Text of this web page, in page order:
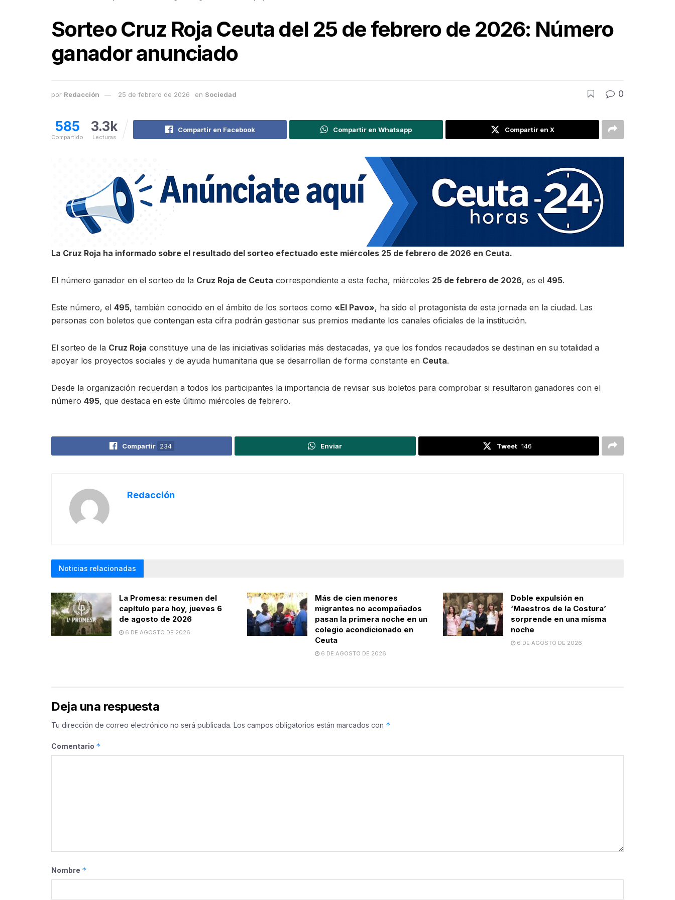
Sorteo Cruz Roja Ceuta del 25 de febrero de 2026: Número
ganador anunciado
por Redacción 25 de febrero de 2026 en Sociedad 0
585
Compartido
3.3k
Lecturas
Compartir en Facebook Compartir en Whatsapp Compartir en X
La Cruz Roja ha informado sobre el resultado del sorteo efectuado este miércoles 25 de febrero de 2026 en Ceuta.
El número ganador en el sorteo de la Cruz Roja de Ceuta correspondiente a esta fecha, miércoles 25 de febrero de 2026, es el 495.
Este número, el 495, también conocido en el ámbito de los sorteos como «El Pavo», ha sido el protagonista de esta jornada en la ciudad. Las
personas con boletos que contengan esta cifra podrán gestionar sus premios mediante los canales oficiales de la institución.
El sorteo de la Cruz Roja constituye una de las iniciativas solidarias más destacadas, ya que los fondos recaudados se destinan en su totalidad a
apoyar los proyectos sociales y de ayuda humanitaria que se desarrollan de forma constante en Ceuta.
Desde la organización recuerdan a todos los participantes la importancia de revisar sus boletos para comprobar si resultaron ganadores con el
número 495, que destaca en este último miércoles de febrero.
Compartir 234 Enviar Tweet 146
Redacción
Noticias relacionadas
La Promesa: resumen del
capítulo para hoy, jueves 6
de agosto de 2026
6 DE AGOSTO DE 2026
Más de cien menores
migrantes no acompañados
pasan la primera noche en un
colegio acondicionado en
Ceuta
6 DE AGOSTO DE 2026
Doble expulsión en
‘Maestros de la Costura’
sorprende en una misma
noche
6 DE AGOSTO DE 2026
Deja una respuesta
Tu dirección de correo electrónico no será publicada. Los campos obligatorios están marcados con *
Comentario *
Nombre *